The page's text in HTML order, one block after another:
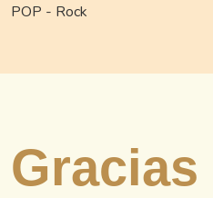
POP - Rock